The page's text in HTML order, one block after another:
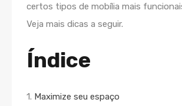
certos tipos de mobília mais
Veja mais dicas a seguir.
Índice
1. Maximize seu espaço